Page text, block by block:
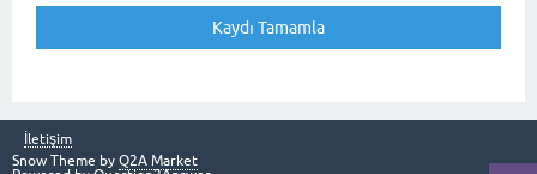
İletişim
Snow Theme by Q2A Market